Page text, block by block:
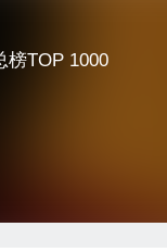
榜TOP 1000